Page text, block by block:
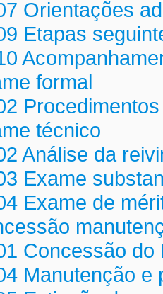
Orientações
Etapas
formal
técnico
Análise da
Exame
Exame de
Concessão do
Manutenção e